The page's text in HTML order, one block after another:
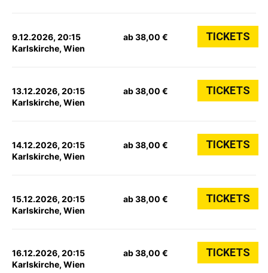
9.12.2026, 20:15
Karlskirche, Wien
ab 38,00 € TICKETS
13.12.2026, 20:15
Karlskirche, Wien
ab 38,00 € TICKETS
14.12.2026, 20:15
Karlskirche, Wien
ab 38,00 € TICKETS
15.12.2026, 20:15
Karlskirche, Wien
ab 38,00 € TICKETS
16.12.2026, 20:15
Karlskirche, Wien
ab 38,00 € TICKETS